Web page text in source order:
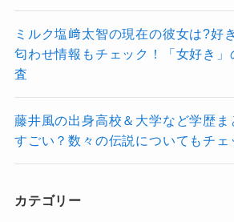
ミルク塩﨑太智の現在の彼女は?好
匂わせ情報もチェック！「女好き」
査
藤井風の出身高校＆大学など学歴ま
すごい？数々の伝説についてもチェ
カテゴリー